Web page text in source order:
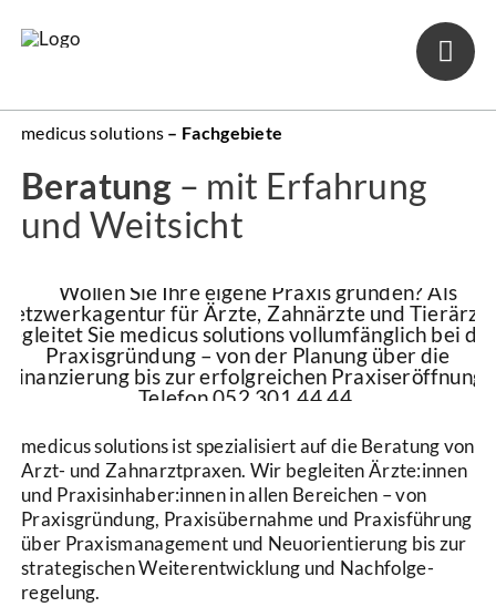
medicus solutions – Fachgebiete
Beratung – mit Erfahrung
und Weitsicht
medicus solutions ist spezialisiert auf die Beratung von
Arzt- und Zahnarztpraxen. Wir begleiten Ärzte:innen
und Praxisinhaber:innen in allen Bereichen – von
Praxis­gründung, Praxis­übernahme und Praxis­führung
über Praxis­management und Neu­orientierung bis zur
strategischen Weiter­entwicklung und Nachfolge­
regelung.